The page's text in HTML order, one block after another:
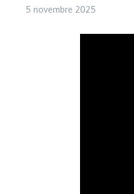
5 novembre 2025